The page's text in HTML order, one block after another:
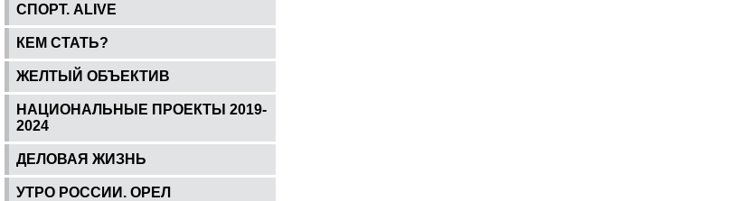
СПОРТ. ALIVE
КЕМ СТАТЬ?
ЖЕЛТЫЙ ОБЪЕКТИВ
НАЦИОНАЛЬНЫЕ ПРОЕКТЫ 2019-
2024
ДЕЛОВАЯ ЖИЗНЬ
УТРО РОССИИ. ОРЕЛ